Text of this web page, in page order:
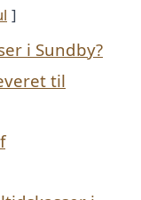
i Sundby?
til